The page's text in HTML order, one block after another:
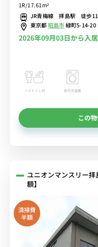
乗換なし/物件から徒歩約13
カドー 拝島店」■選べるWi-Fi
1R/17.61m²
JR青梅線 拝島駅 徒歩
東京都昭島市緑町5-14-20
2026年09月03日から入
バストイレ別 室内洗濯機
この
ユニオンマンスリー
額】
清掃費
半額